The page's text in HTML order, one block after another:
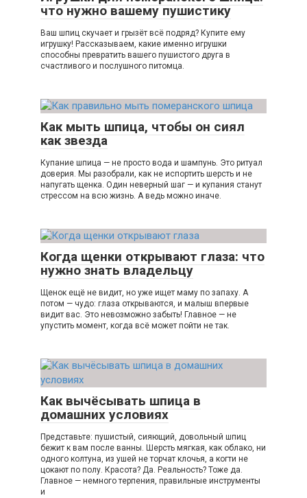
что нужно вашему пушистику
Ваш шпиц скучает и грызёт всё подряд? Купите ему
игрушку! Рассказываем, какие именно игрушки
способны превратить вашего пушистого друга в
счастливого и послушного питомца.
Как мыть шпица, чтобы он сиял
как звезда
Купание шпица — не просто вода и шампунь. Это ритуал
доверия. Мы разобрали, как не испортить шерсть и не
напугать щенка. Один неверный шаг — и купания станут
стрессом на всю жизнь. А ведь можно иначе.
Когда щенки открывают глаза: что
нужно знать владельцу
Щенок ещё не видит, но уже ищет маму по запаху. А
потом — чудо: глаза открываются, и малыш впервые
видит вас. Это невозможно забыть! Главное — не
упустить момент, когда всё может пойти не так.
Как вычёсывать шпица в
домашних условиях
Представьте: пушистый, сияющий, довольный шпиц
бежит к вам после ванны. Шерсть мягкая, как облако, ни
одного колтуна, из ушей не торчат клочья, а когти не
цокают по полу. Красота? Да. Реальность? Тоже да.
Главное — немного терпения, правильные инструменты
и